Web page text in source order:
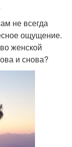
не всегда
ощущение.
женской
и снова?